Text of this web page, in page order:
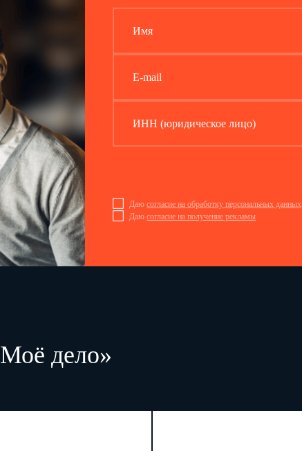
о заявителе
имя, отчество (при наличии)
транскрипции для иностранного гражданина и лица без гражданства)
наличии)
о рождении
.
(код)
и номер документа
Имя
E-mail
ИНН (юридическое лицо)
Даю согласие на обработку персональных данных
Даю согласие на получение рекламы
дело»